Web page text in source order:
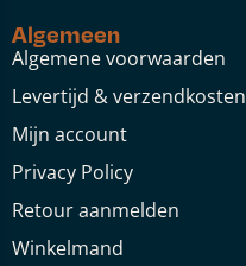
Algemeen
Algemene voorwaarden
Levertijd & verzendkosten
Mijn account
Privacy Policy
Retour aanmelden
Winkelmand